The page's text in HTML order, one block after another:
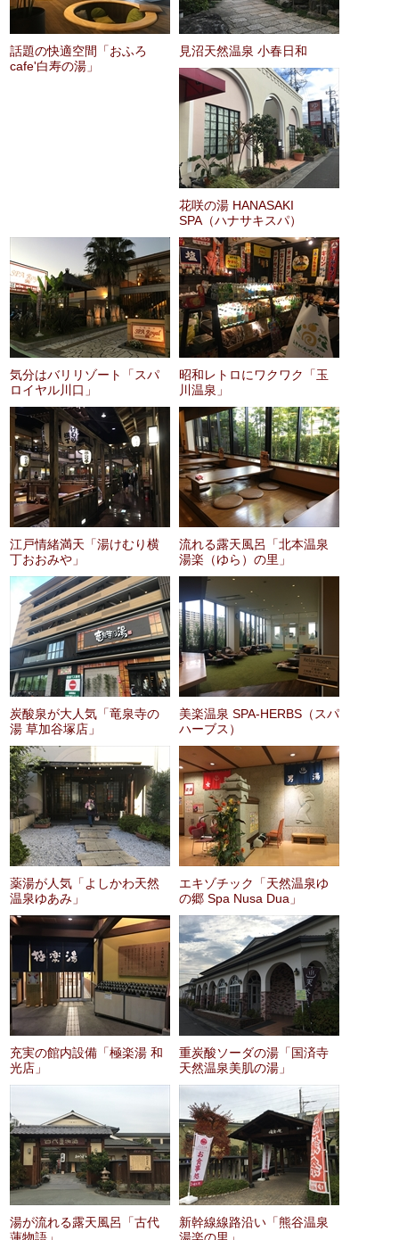
話題の快適空間「おふろ
cafe'白寿の湯」
見沼天然温泉 小春日和
花咲の湯 HANASAKI
SPA（ハナサキスパ）
気分はバリリゾート「スパ
ロイヤル川口」
昭和レトロにワクワク「玉
川温泉」
江戸情緒満天「湯けむり横
丁おおみや」
流れる露天風呂「北本温泉
湯楽（ゆら）の里」
炭酸泉が大人気「竜泉寺の
湯 草加谷塚店」
美楽温泉 SPA-HERBS（スパ
ハーブス）
薬湯が人気「よしかわ天然
温泉ゆあみ」
エキゾチック「天然温泉ゆ
の郷 Spa Nusa Dua」
充実の館内設備「極楽湯 和
光店」
重炭酸ソーダの湯「国済寺
天然温泉美肌の湯」
湯が流れる露天風呂「古代
新幹線線路沿い「熊谷温泉